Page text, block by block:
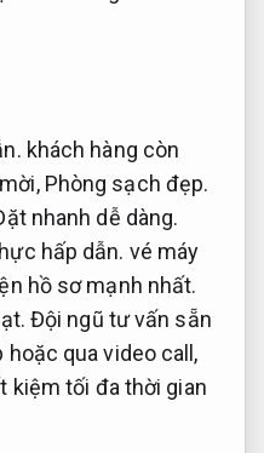
khách hàng còn
Phòng sạch đẹp.
nhanh dễ dàng.
hấp dẫn. vé máy
hồ sơ mạnh nhất.
Đội ngũ tư vấn sẵn
qua video call,
kiệm tối đa thời gian